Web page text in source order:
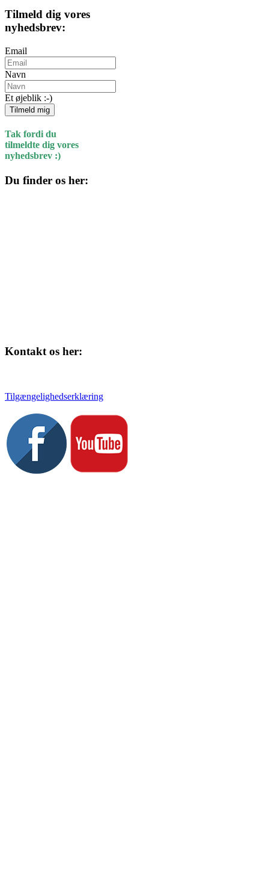
Tilmeld dig vores
nyhedsbrev:
Email
Navn
Et øjeblik :-)
Tilmeld mig
Tak fordi du
tilmeldte dig vores
nyhedsbrev :)
Du finder os her:
Kontakt os her:
Tilgængelighedserklæring